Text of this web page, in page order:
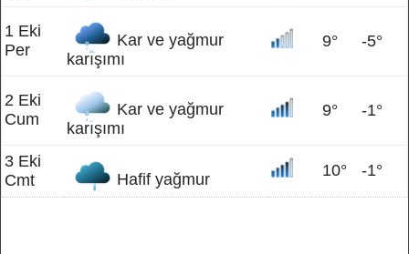
1 Eki
Per
Kar ve yağmur
karışımı
9° -5°
2 Eki
Cum
Kar ve yağmur
karışımı
9° -1°
3 Eki
Cmt
Hafif yağmur 10° -1°